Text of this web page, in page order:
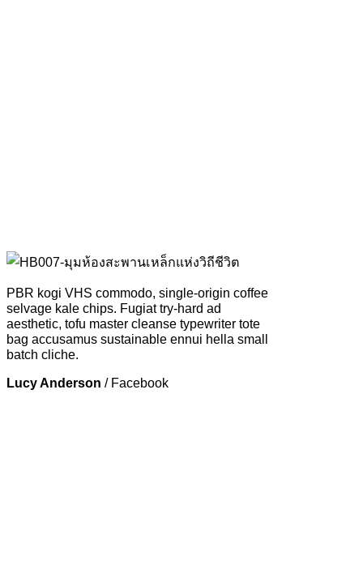
PBR kogi VHS commodo, single-origin coffee
selvage kale chips. Fugiat try-hard ad
aesthetic, tofu master cleanse typewriter tote
bag accusamus sustainable ennui hella small
batch cliche.
Lucy Anderson / Facebook